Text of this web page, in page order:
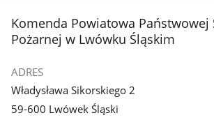
stopka
Komenda Powiatowa Państwowej
Pożarnej w Lwówku Śląskim
ADRES
Władysława Sikorskiego 2
59-600 Lwówek Śląski